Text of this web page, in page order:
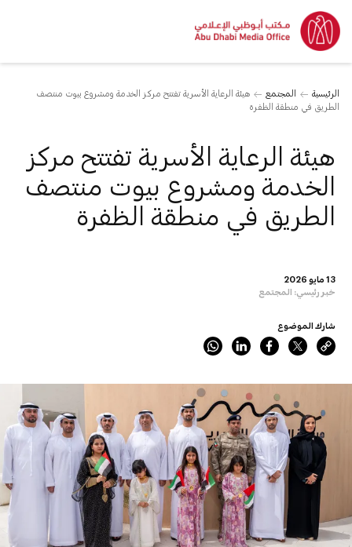
الرئيسية المجتمع
هيئة الرعاية الأسرية تفتتح مركز الخدمة ومشروع بيوت منتصف
الطريق في منطقة الظفرة
13 مايو 2026
خبر رئيسي:المجتمع
هيئة الرعاية الأسرية تفتتح مركز
الخدمة ومشروع بيوت منتصف
الطريق في منطقة الظفرة
شارك الموضوع